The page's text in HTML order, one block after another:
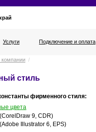
Услуги Подключение и оплата
/
стиль
фирменного стиля:
цвета
(CorelDraw 9, CDR)
(Adobe Illustrator 6, EPS)